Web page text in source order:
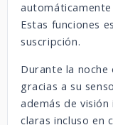
Estas funciones
suscripción.
Durante la
gracias a su
además de
claras incluso en